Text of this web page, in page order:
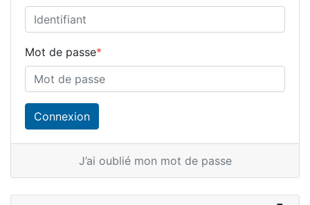
Mot de passe*
J’ai oublié mon mot de passe